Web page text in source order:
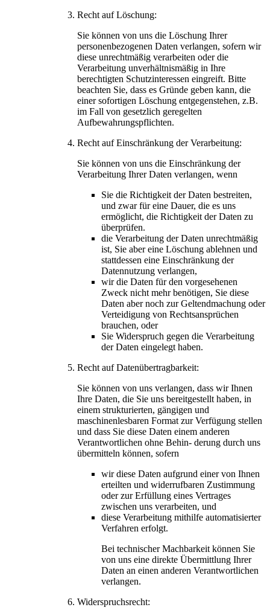
Recht auf Löschung:
Sie können von uns die Löschung Ihrer
personenbezogenen Daten verlangen, sofern wir
diese unrechtmäßig verarbeiten oder die
Verarbeitung unverhältnismäßig in Ihre
berechtigten Schutzinteressen eingreift. Bitte
beachten Sie, dass es Gründe geben kann, die
einer sofortigen Löschung entgegenstehen, z.B.
im Fall von gesetzlich geregelten
Aufbewahrungspflichten.
Recht auf Einschränkung der Verarbeitung:
Sie können von uns die Einschränkung der
Verarbeitung Ihrer Daten verlangen, wenn
Sie die Richtigkeit der Daten bestreiten,
und zwar für eine Dauer, die es uns
ermöglicht, die Richtigkeit der Daten zu
überprüfen.
die Verarbeitung der Daten unrechtmäßig
ist, Sie aber eine Löschung ablehnen und
stattdessen eine Einschränkung der
Datennutzung verlangen,
wir die Daten für den vorgesehenen
Zweck nicht mehr benötigen, Sie diese
Daten aber noch zur Geltendmachung oder
Verteidigung von Rechtsansprüchen
brauchen, oder
Sie Widerspruch gegen die Verarbeitung
der Daten eingelegt haben.
Recht auf Datenübertragbarkeit:
Sie können von uns verlangen, dass wir Ihnen
Ihre Daten, die Sie uns bereitgestellt haben, in
einem strukturierten, gängigen und
maschinenlesbaren Format zur Verfügung stellen
und dass Sie diese Daten einem anderen
Verantwortlichen ohne Behin- derung durch uns
übermitteln können, sofern
wir diese Daten aufgrund einer von Ihnen
erteilten und widerrufbaren Zustimmung
oder zur Erfüllung eines Vertrages
zwischen uns verarbeiten, und
diese Verarbeitung mithilfe automatisierter
Verfahren erfolgt.
Bei technischer Machbarkeit können Sie
von uns eine direkte Übermittlung Ihrer
Daten an einen anderen Verantwortlichen
verlangen.
Widerspruchsrecht: